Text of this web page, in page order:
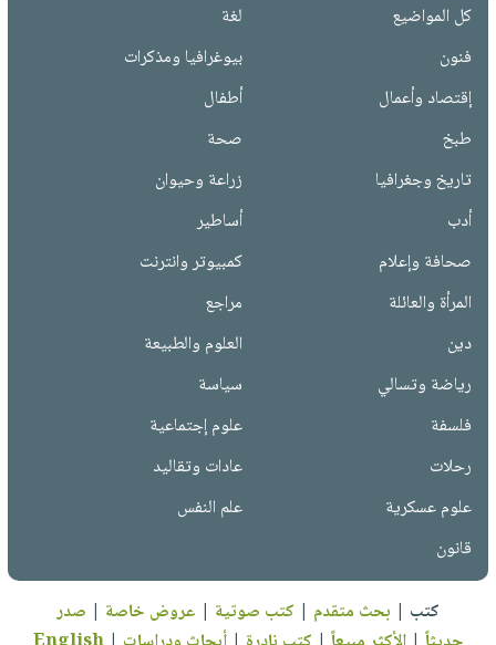
كل المواضيع
لغة
فنون
بيوغرافيا ومذكرات
إقتصاد وأعمال
أطفال
طبخ
صحة
تاريخ وجغرافيا
زراعة وحيوان
أدب
أساطير
صحافة وإعلام
كمبيوتر وانترنت
المرأة والعائلة
مراجع
دين
العلوم والطبيعة
رياضة وتسالي
سياسة
فلسفة
علوم إجتماعية
رحلات
عادات وتقاليد
علوم عسكرية
علم النفس
قانون
كتب | بحث متقدم | كتب صوتية | عروض خاصة | صدر